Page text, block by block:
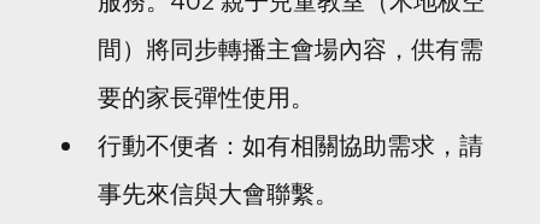
間）將同步轉播主會場內容，供有需
要的家長彈性使用。
行動不便者：如有相關協助需求，請
事先來信與大會聯繫。